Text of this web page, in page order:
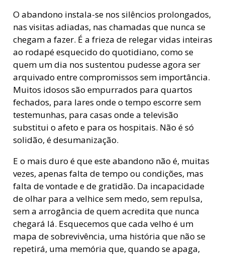
O abandono instala-se nos silêncios prolongados,
nas visitas adiadas, nas chamadas que nunca se
chegam a fazer. É a frieza de relegar vidas inteiras
ao rodapé esquecido do quotidiano, como se
quem um dia nos sustentou pudesse agora ser
arquivado entre compromissos sem importância.
Muitos idosos são empurrados para quartos
fechados, para lares onde o tempo escorre sem
testemunhas, para casas onde a televisão
substitui o afeto e para os hospitais. Não é só
solidão, é desumanização.
E o mais duro é que este abandono não é, muitas
vezes, apenas falta de tempo ou condições, mas
falta de vontade e de gratidão. Da incapacidade
de olhar para a velhice sem medo, sem repulsa,
sem a arrogância de quem acredita que nunca
chegará lá. Esquecemos que cada velho é um
mapa de sobrevivência, uma história que não se
repetirá, uma memória que, quando se apaga,